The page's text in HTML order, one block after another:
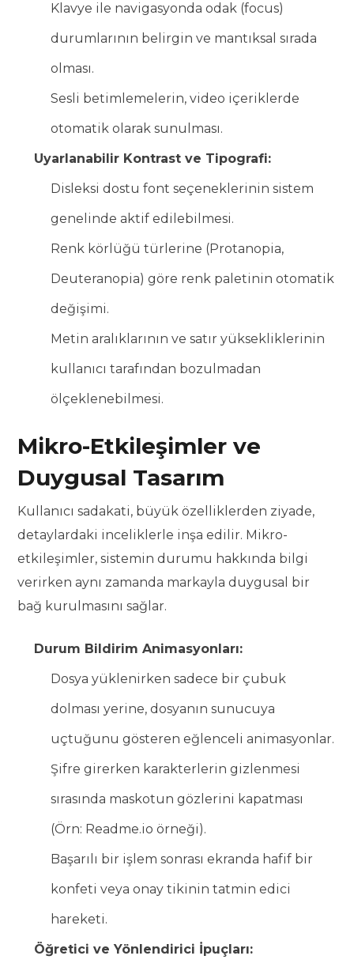
Klavye ile navigasyonda odak (focus)
durumlarının belirgin ve mantıksal sırada
olması.
Sesli betimlemelerin, video içeriklerde
otomatik olarak sunulması.
Uyarlanabilir Kontrast ve Tipografi:
Disleksi dostu font seçeneklerinin sistem
genelinde aktif edilebilmesi.
Renk körlüğü türlerine (Protanopia,
Deuteranopia) göre renk paletinin otomatik
değişimi.
Metin aralıklarının ve satır yüksekliklerinin
kullanıcı tarafından bozulmadan
ölçeklenebilmesi.
Mikro-Etkileşimler ve
Duygusal Tasarım
Kullanıcı sadakati, büyük özelliklerden ziyade,
detaylardaki inceliklerle inşa edilir. Mikro-
etkileşimler, sistemin durumu hakkında bilgi
verirken aynı zamanda markayla duygusal bir
bağ kurulmasını sağlar.
Durum Bildirim Animasyonları:
Dosya yüklenirken sadece bir çubuk
dolması yerine, dosyanın sunucuya
uçtuğunu gösteren eğlenceli animasyonlar.
Şifre girerken karakterlerin gizlenmesi
sırasında maskotun gözlerini kapatması
(Örn: Readme.io örneği).
Başarılı bir işlem sonrası ekranda hafif bir
konfeti veya onay tikinin tatmin edici
hareketi.
Öğretici ve Yönlendirici İpuçları: